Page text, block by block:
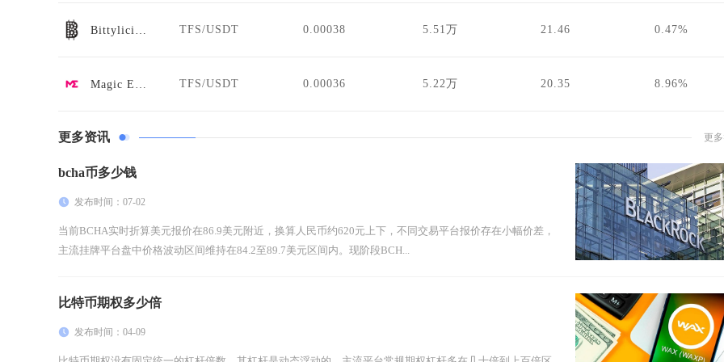
TFS/USDT 0.00038 5.51万 21.46 0.47%
TFS/USDT 0.00036 5.22万 20.35 8.96%
更多资讯 更
bcha币多少钱
发布时间：07-02
当前BCHA实时折算美元报价在86.9美元附近，换算人民币约620元上下，不同交易平台报价存在小幅价差，
主流挂牌平台盘中价格波动区间维持在84.2至89.7美元区间内。现阶段BCH...
比特币期权多少倍
发布时间：04-09